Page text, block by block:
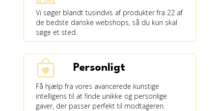
Vi søger blandt tusindvis af produkter fra 22 af
de bedste danske webshops, så du kun skal
søge et sted.
Personligt
Få hjælp fra vores avancerede kunstige
intelligens til at finde unikke og personlige
gaver, der passer perfekt til modtageren.